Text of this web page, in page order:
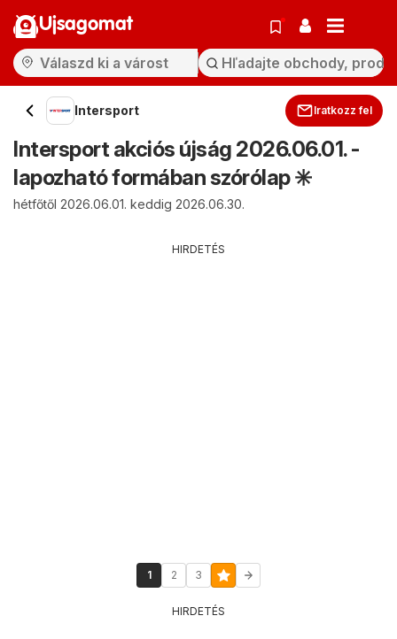
Ujsagomat
Intersport Iratkozz fel
Intersport akciós újság 2026.06.01. -
lapozható formában szórólap ✳️
hétfőtől 2026.06.01. keddig 2026.06.30.
HIRDETÉS
1 2 3
HIRDETÉS